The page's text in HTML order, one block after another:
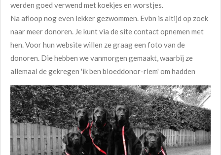
werden goed verwend met koekjes en worstjes.
Na afloop nog even lekker gezwommen. Evbn is altijd op zoek
naar meer donoren. Je kunt via de site contact opnemen met
hen. Voor hun website willen ze graag een foto van de
donoren. Die hebben we vanmorgen gemaakt, waarbij ze
allemaal de gekregen 'ik ben bloeddonor-riem' om hadden